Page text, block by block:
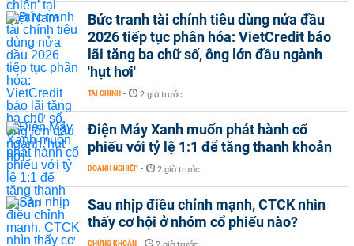
Bức tranh tài chính tiêu dùng nửa đầu
2026 tiếp tục phân hóa: VietCredit báo
lãi tăng ba chữ số, ông lớn đầu ngành
'hụt hơi'
TÀI CHÍNH - 2 giờ trước
Điện Máy Xanh muốn phát hành cổ
phiếu với tỷ lệ 1:1 để tăng thanh khoản
DOANH NGHIỆP - 2 giờ trước
Sau nhịp điều chỉnh mạnh, CTCK nhìn
thấy cơ hội ở nhóm cổ phiếu nào?
CHỨNG KHOÁN -